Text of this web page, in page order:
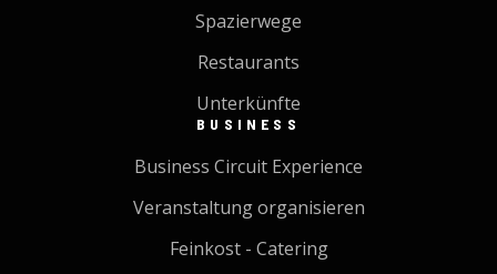
Spazierwege
Restaurants
Unterkünfte
BUSINESS
Business Circuit Experience
Veranstaltung organisieren
Feinkost - Catering